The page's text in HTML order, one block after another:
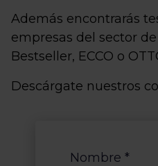
Además encontrarás
empresas del sector
Bestseller, ECCO o
Descárgate nuestros
Nombre *